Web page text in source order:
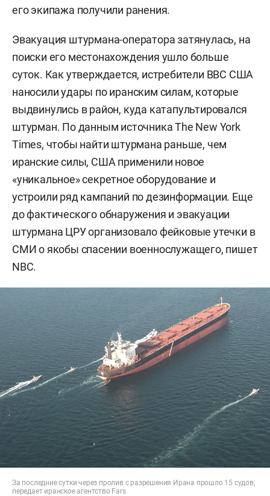
его экипажа получили ранения.
Эвакуация штурмана-оператора затянулась, на
поиски его местонахождения ушло больше
суток. Как утверждается, истребители ВВС США
наносили удары по иранским силам, которые
выдвинулись в район, куда катапультировался
штурман. По данным источника The New York
Times, чтобы найти штурмана раньше, чем
иранские силы, США применили новое
«уникальное» секретное оборудование и
устроили ряд кампаний по дезинформации. Еще
до фактического обнаружения и эвакуации
штурмана ЦРУ организовало фейковые утечки в
СМИ о якобы спасении военнослужащего, пишет
NBC.
За последние сутки через пролив с разрешения Ирана прошло 15 судов,
передает иранское агентство Fars